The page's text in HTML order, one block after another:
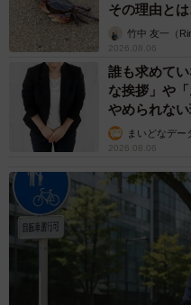
バイトをしなければなりま
生活に余裕はありません。
のレンタル料は、この子
す」
きくやからの提案を子ども
「2027年に成人になる子
す。きくやさんには、たく
が嬉しいと話しています
に伺うことも計画している
その理由と
竹中 友一（
2026.08.06
誰も求めて
な挨拶」や
やめられない
まいどなデー
2026.08.06